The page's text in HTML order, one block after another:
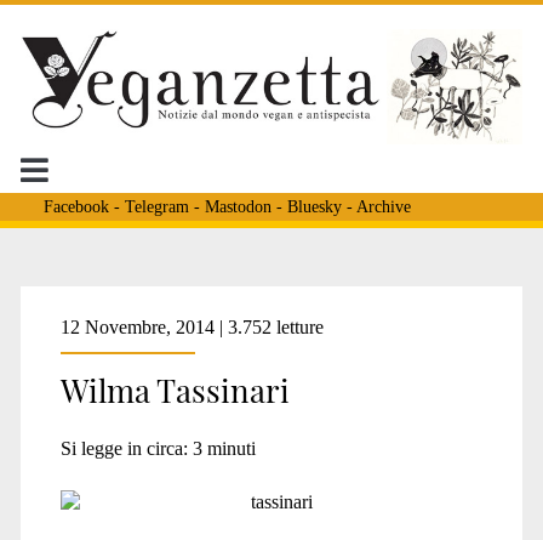
Facebook- Telegram - Mastodon - Bluesky- Archive
Tag:
<span>arte
antispecismo</span>
12 Novembre, 2014 | 3.752 letture
Wilma Tassinari
Si legge in circa: 3 minuti